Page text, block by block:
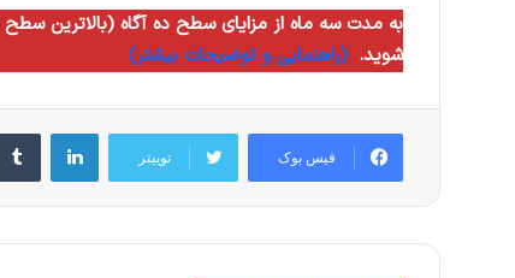
شوید. (راهنمایی و توضیحات بیشتر)
فیس بوک توییتر
لینکدین